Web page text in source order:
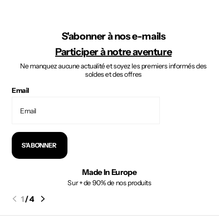
S'abonner à nos e-mails
Participer à notre aventure
Ne manquez aucune actualité et soyez les premiers informés des
soldes et des offres
Email
S'ABONNER
Made In Europe
Sur + de 90% de nos produits
1/4